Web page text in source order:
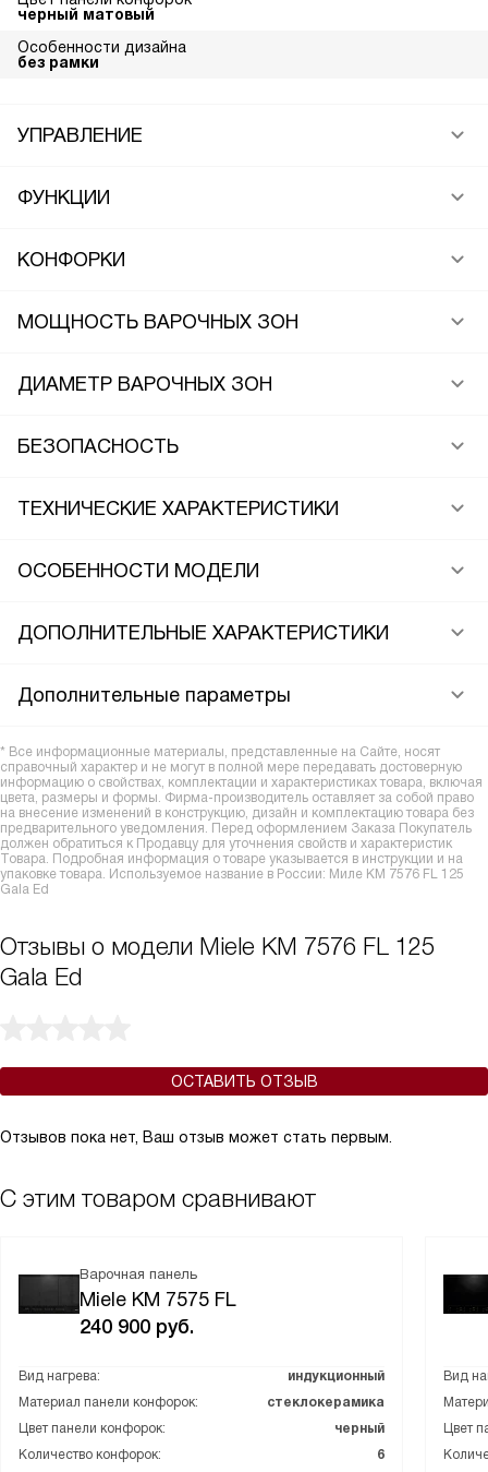
черный матовый
Особенности дизайна
без рамки
УПРАВЛЕНИЕ
ФУНКЦИИ
КОНФОРКИ
МОЩНОСТЬ ВАРОЧНЫХ ЗОН
ДИАМЕТР ВАРОЧНЫХ ЗОН
БЕЗОПАСНОСТЬ
ТЕХНИЧЕСКИЕ ХАРАКТЕРИСТИКИ
ОСОБЕННОСТИ МОДЕЛИ
ДОПОЛНИТЕЛЬНЫЕ ХАРАКТЕРИСТИКИ
Дополнительные параметры
* Все информационные материалы, представленные на Сайте, носят
справочный характер и не могут в полной мере передавать достоверную
информацию о свойствах, комплектации и характеристиках товара, включая
цвета, размеры и формы. Фирма-производитель оставляет за собой право
на внесение изменений в конструкцию, дизайн и комплектацию товара без
предварительного уведомления. Перед оформлением Заказа Покупатель
должен обратиться к Продавцу для уточнения свойств и характеристик
Товара. Подробная информация о товаре указывается в инструкции и на
упаковке товара. Используемое название в России: Миле KM 7576 FL 125
Gala Ed
Отзывы о модели Miele KM 7576 FL 125
Gala Ed
ОСТАВИТЬ ОТЗЫВ
Отзывов пока нет, Ваш отзыв может стать первым.
С этим товаром сравнивают
Варочная панель
Miele KM 7575 FL
240 900 руб.
Вид нагрева:
индукционный
Материал панели конфорок:
стеклокерамика
Цвет панели конфорок:
черный
Количество конфорок:
6
Вид
Цвет